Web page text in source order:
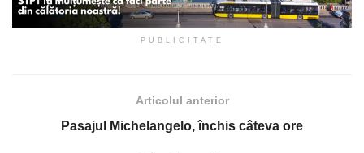
PUBLICITATE
Articolul anterior
Pasajul Michelangelo, închis câteva ore